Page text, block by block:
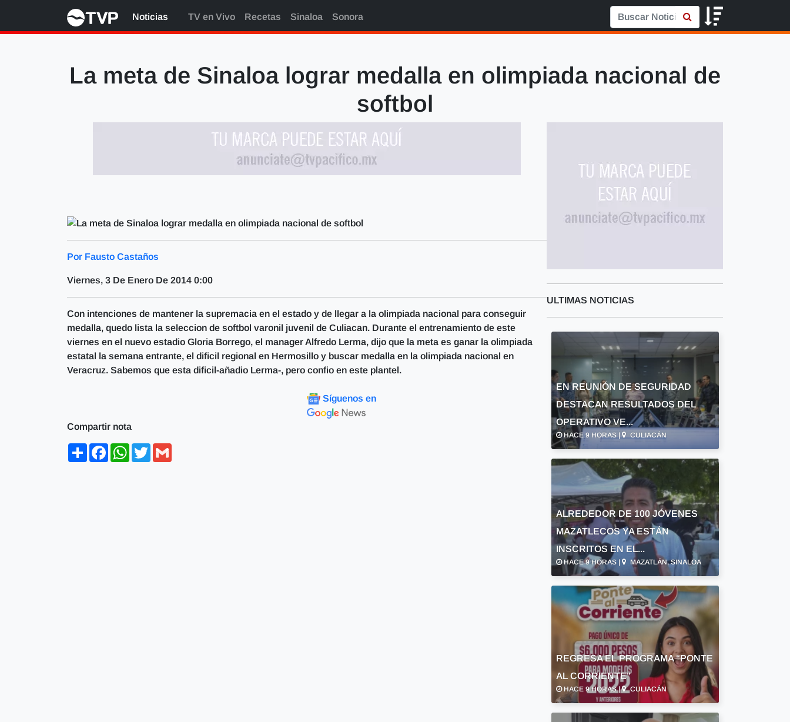
Noticias TV en Vivo Recetas Sinaloa Sonora
La meta de Sinaloa lograr medalla en olimpiada nacional de
softbol
Por Fausto Castaños
Viernes, 3 De Enero De 2014 0:00
Con intenciones de mantener la supremacia en el estado y de llegar a la olimpiada nacional para conseguir
medalla, quedo lista la seleccion de softbol varonil juvenil de Culiacan. Durante el entrenamiento de este
viernes en el nuevo estadio Gloria Borrego, el manager Alfredo Lerma, dijo que la meta es ganar la olimpiada
estatal la semana entrante, el dificil regional en Hermosillo y buscar medalla en la olimpiada nacional en
Veracruz. Sabemos que esta dificil-añadio Lerma-, pero confio en este plantel.
Síguenos en
Compartir nota
ShareFacebookWhatsApp
Twitter
ULTIMAS NOTICIAS
EN REUNIÓN DE SEGURIDAD
DESTACAN RESULTADOS DEL
OPERATIVO VE...
HACE 9 HORAS | CULIACÁN
ALREDEDOR DE 100 JÓVENES
MAZATLECOS YA ESTÁN
INSCRITOS EN EL...
HACE 9 HORAS | MAZATLÁN, SINALOA
REGRESA EL PROGRAMA “PONTE
AL CORRIENTE”
HACE 9 HORAS | CULIACÁN